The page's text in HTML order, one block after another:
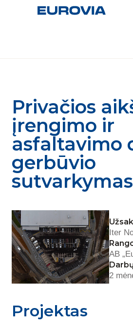
Privačios
įrengimo ir
asfaltavimo
gerbūvio
sutvarkymas
Iter
AB
2
Projektas